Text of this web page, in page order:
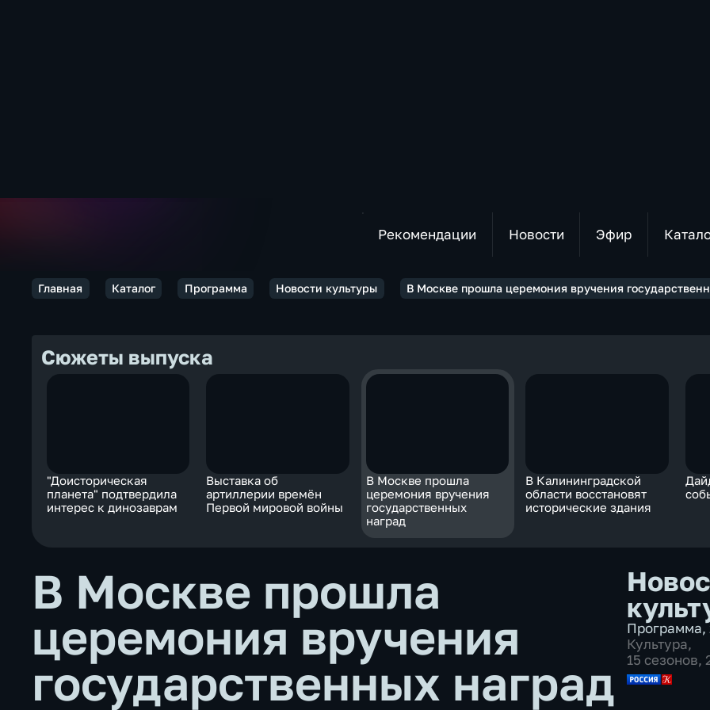
Рекомендации Новости Эфир
Главная Каталог Программа Новости культуры В Москве прошла церемония вручения
Сюжеты выпуска
"Доисторическая
планета" подтвердила
интерес к динозаврам
Выставка об
артиллерии времён
Первой мировой войны
В Москве прошла
церемония вручения
государственных
наград
В Калининградской
области восстановят
исторические здания
В Москве прошла
церемония вручения
государственных наград
Программа,
Культура,
15 сезонов,